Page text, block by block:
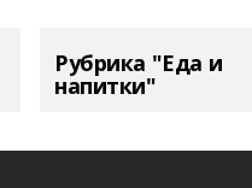
Рубрика "Еда и
напитки"